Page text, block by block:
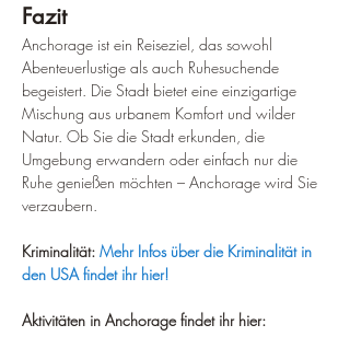
Fazit
Anchorage ist ein Reiseziel, das sowohl
Abenteuerlustige als auch Ruhesuchende
begeistert. Die Stadt bietet eine einzigartige
Mischung aus urbanem Komfort und wilder
Natur. Ob Sie die Stadt erkunden, die
Umgebung erwandern oder einfach nur die
Ruhe genießen möchten – Anchorage wird Sie
verzaubern.
Kriminalität: Mehr Infos über die Kriminalität in
den USA findet ihr hier!
Aktivitäten in Anchorage findet ihr hier: